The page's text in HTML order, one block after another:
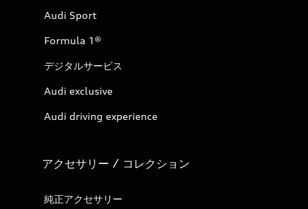
Audi Sport
Formula 1®
デジタルサービス
Audi exclusive
Audi driving experience
アクセサリー / コレクション
純正アクセサリー